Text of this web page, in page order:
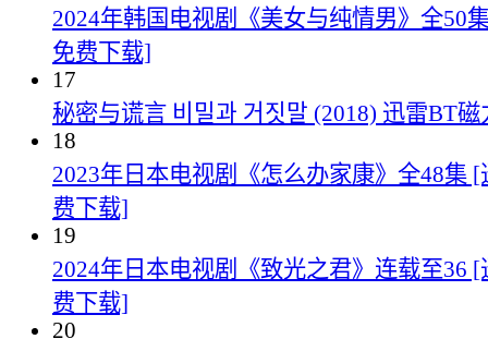
2024年韩国电视剧《美女与纯情男》全50
免费下载]
17
秘密与谎言 비밀과 거짓말 (2018) 迅雷BT
18
2023年日本电视剧《怎么办家康》全48集
费下载]
19
2024年日本电视剧《致光之君》连载至36
费下载]
20